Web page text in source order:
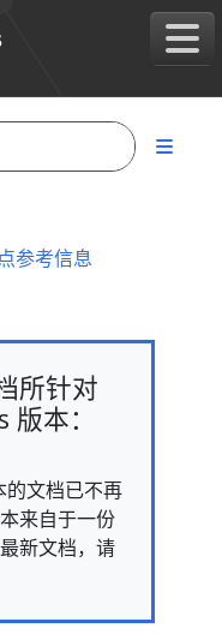
参考信息
所针对
本：
文档已不再
来自于一份
新文档，请